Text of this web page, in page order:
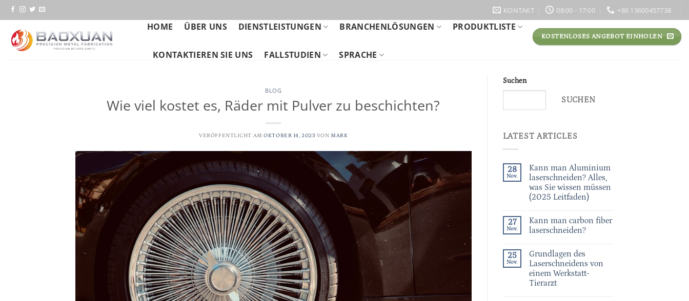
Zum
Inhalt
springen
KONTAKT 08:00 - 17:00 +86 13600457738
HOME ÜBER UNS DIENSTLEISTUNGEN BRANCHENLÖSUNGEN PRODUKTLISTE
KONTAKTIEREN SIE UNS FALLSTUDIEN SPRACHE
KOSTENLOSES ANGEBOT EINHOLEN
BLOG
Wie viel kostet es, Räder mit Pulver zu beschichten?
VERÖFFENTLICHT AMOKTOBER 14, 2025 VON MARK
Suchen
SUCHEN
LATEST ARTICLES
28
Nov.
Kann man Aluminium
laserschneiden? Alles,
was Sie wissen müssen
(2025 Leitfaden)
27
Nov.
Kann man carbon fiber
laserschneiden?
25
Nov.
Grundlagen des
Laserschneidens von
einem Werkstatt-
Tierarzt